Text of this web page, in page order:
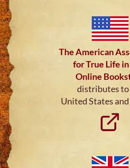
The American
for True Life in
Online
distributes
United States and